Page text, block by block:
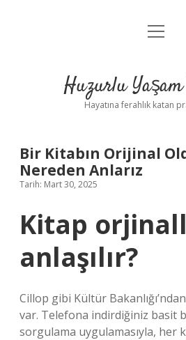
Anasayfa
Yasal Uyarı
menüyü
Huzurlu Yaşam
Hayatına ferahlık katan
Bir Kitabın Orijinal
Nereden Anlarız
Tarih: Mart 30, 2025
Kitap
anlaşılır?
Cillop gibi Kültür
var. Telefona indirdiğiniz basit
sorgulama uygulamasıyla, her